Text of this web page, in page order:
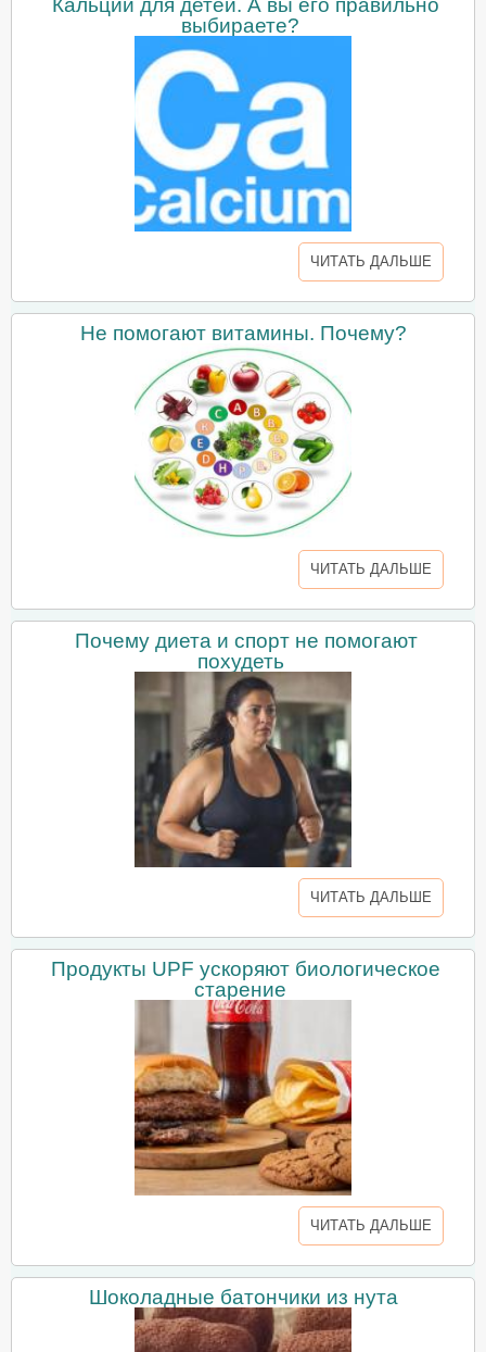
Кальций для детей. А вы его правильно
выбираете?
ЧИТАТЬ ДАЛЬШЕ
Не помогают витамины. Почему?
ЧИТАТЬ ДАЛЬШЕ
Почему диета и спорт не помогают
похудеть
ЧИТАТЬ ДАЛЬШЕ
Продукты UPF ускоряют биологическое
старение
ЧИТАТЬ ДАЛЬШЕ
Шоколадные батончики из нута